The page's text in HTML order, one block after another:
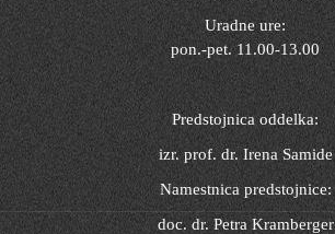
Uradne ure:
pon.-pet. 11.00-13.00
Predstojnica oddelka:
izr. prof. dr. Irena Samide
Namestnica predstojnice:
doc. dr. Petra Kramberger